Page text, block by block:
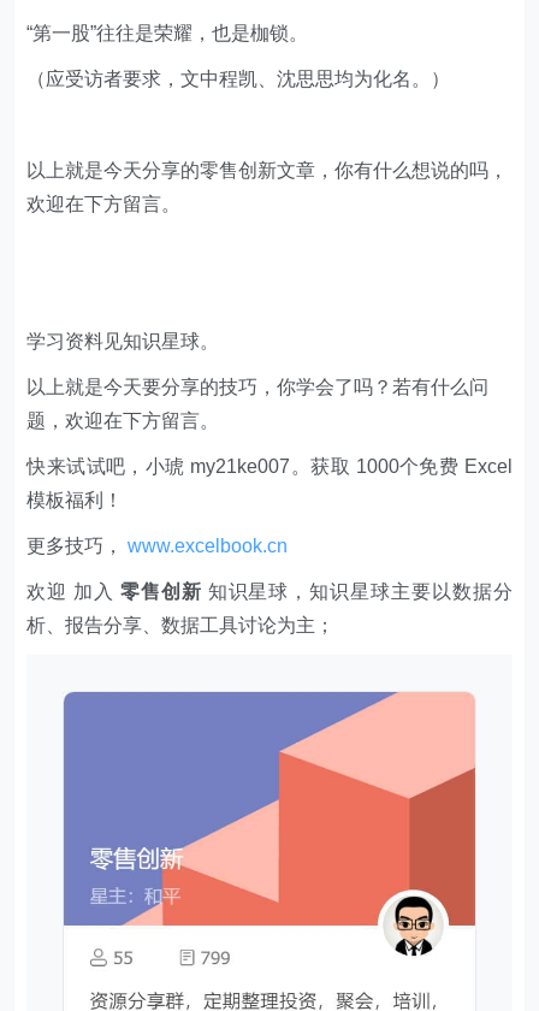
“第一股”往往是荣耀，也是枷锁。
（应受访者要求，文中程凯、沈思思均为化名。）
以上就是今天分享的零售创新文章，你有什么想说的吗，
欢迎在下方留言。
学习资料见知识星球。
以上就是今天要分享的技巧，你学会了吗？若有什么问
题，欢迎在下方留言。
快来试试吧，小琥 my21ke007。获取 1000个免费 Excel
模板福利​​​​！
更多技巧，www.excelbook.cn
欢迎 加入 零售创新 知识星球，知识星球主要以数据分
析、报告分享、数据工具讨论为主；